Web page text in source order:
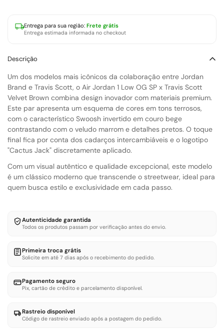
Entrega para sua região: Frete grátis
Entrega estimada informada no checkout
Descrição
Um dos modelos mais icônicos da colaboração entre Jordan
Brand e Travis Scott, o Air Jordan 1 Low OG SP x Travis Scott
Velvet Brown combina design inovador com materiais premium.
Este par apresenta um esquema de cores em tons terrosos,
com o característico Swoosh invertido em couro bege
contrastando com o veludo marrom e detalhes pretos. O toque
final fica por conta dos cadarços intercambiáveis e o logotipo
"Cactus Jack" discretamente aplicado.
Com um visual autêntico e qualidade excepcional, este modelo
é um clássico moderno que transcende o streetwear, ideal para
quem busca estilo e exclusividade em cada passo.
Autenticidade garantida
Todos os produtos passam por verificação antes do envio.
Primeira troca grátis
Solicite em até 7 dias após o recebimento do pedido.
Pagamento seguro
Pix, cartão de crédito e parcelamento disponível.
Rastreio disponível
Código de rastreio enviado após a postagem do pedido.